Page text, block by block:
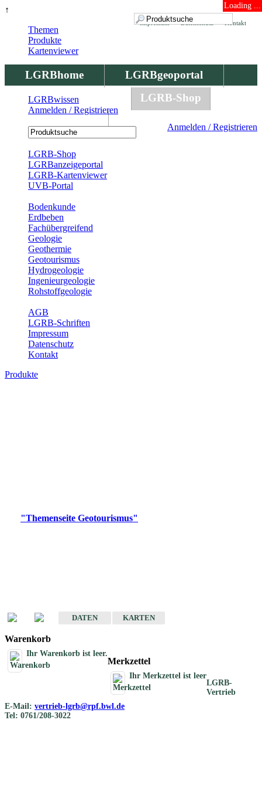
↑ Loading ...
Kontakt
Datenschutz
Impressum
LGRBhome
LGRBgeoportal
LGRBbohrungen
LGRB-Shop
Anmelden / Registrieren
Themen
Produkte
Kartenviewer
LGRBwissen
Anmelden / Registrieren
LGRB-Shop
LGRBanzeigeportal
LGRB-Kartenviewer
UVB-Portal
Bodenkunde
Erdbeben
Fachübergreifend
Geologie
Geothermie
Geotourismus
Hydrogeologie
Ingenieurgeologie
Rohstoffgeologie
AGB
LGRB-Schriften
Impressum
Datenschutz
Kontakt
Produkte
"Themenseite Geotourismus"
DATEN
KARTEN
Warenkorb
Ihr Warenkorb ist leer.
Merkzettel
Ihr Merkzettel ist leer
LGRB-
Vertrieb
E-Mail: vertrieb-lgrb@rpf.bwl.de
Tel: 0761/208-3022